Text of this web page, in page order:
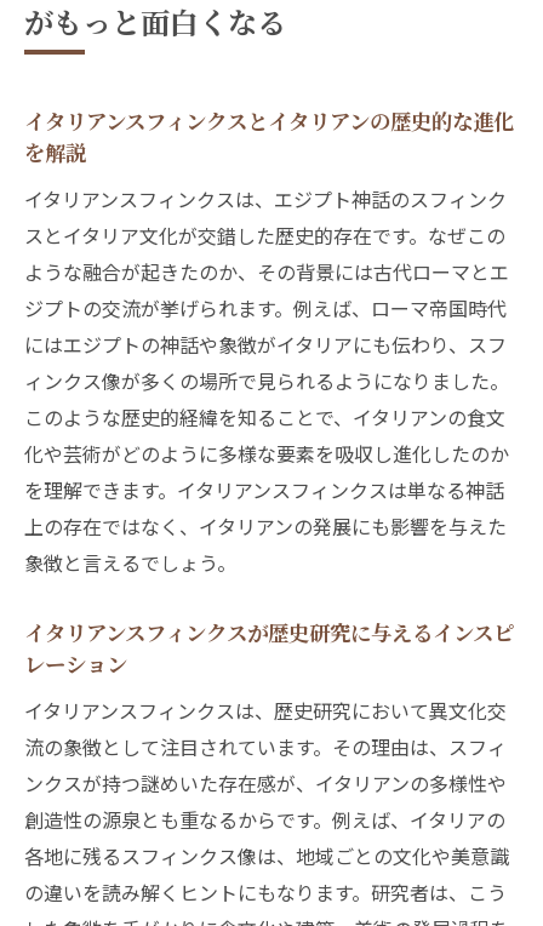
がもっと面白くなる
イタリアンスフィンクスとイタリアンの歴史的な進化
を解説
イタリアンスフィンクスは、エジプト神話のスフィンク
スとイタリア文化が交錯した歴史的存在です。なぜこの
ような融合が起きたのか、その背景には古代ローマとエ
ジプトの交流が挙げられます。例えば、ローマ帝国時代
にはエジプトの神話や象徴がイタリアにも伝わり、スフ
ィンクス像が多くの場所で見られるようになりました。
このような歴史的経緯を知ることで、イタリアンの食文
化や芸術がどのように多様な要素を吸収し進化したのか
を理解できます。イタリアンスフィンクスは単なる神話
上の存在ではなく、イタリアンの発展にも影響を与えた
象徴と言えるでしょう。
イタリアンスフィンクスが歴史研究に与えるインスピ
レーション
イタリアンスフィンクスは、歴史研究において異文化交
流の象徴として注目されています。その理由は、スフィ
ンクスが持つ謎めいた存在感が、イタリアンの多様性や
創造性の源泉とも重なるからです。例えば、イタリアの
各地に残るスフィンクス像は、地域ごとの文化や美意識
の違いを読み解くヒントにもなります。研究者は、こう